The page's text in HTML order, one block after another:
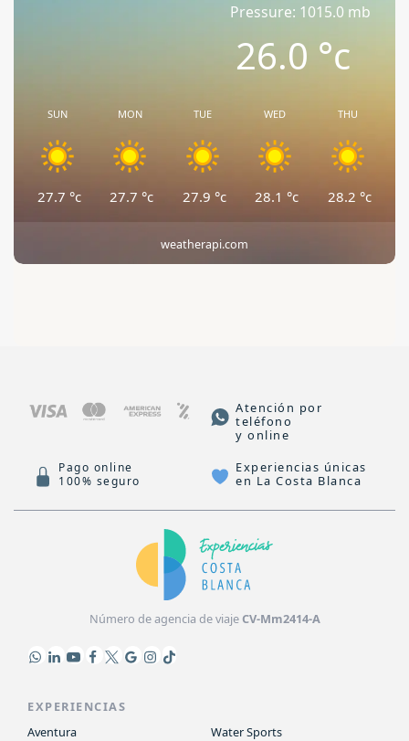
Pressure: 1015.0 mb
26.0°c
SUN
27.7 °c
MON
27.7 °c
TUE
27.9 °c
WED
28.1 °c
THU
28.2 °c
weatherapi.com
Atención por
teléfono
y online
Pago online
100% seguro
Experiencias únicas
en La Costa Blanca
Número de agencia de viajeCV-Mm2414-A
EXPERIENCIAS
Aventura
Water Sports